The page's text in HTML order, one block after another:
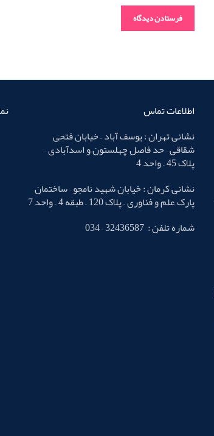
اطلاعات تماس
نشانی تهران : یوسف آباد – خیابان فتحی
شقاقی – حد فاصل چهلستون و اسدآبادی –
پلاک 45 – واحد 4
نشانی کرمان : خیابان شهید نامجو – ساختمان
پارک علم و فناوری – پلاک 120 – طبقه 4 – واحد 7
شماره تلفن : 32436587 – 034